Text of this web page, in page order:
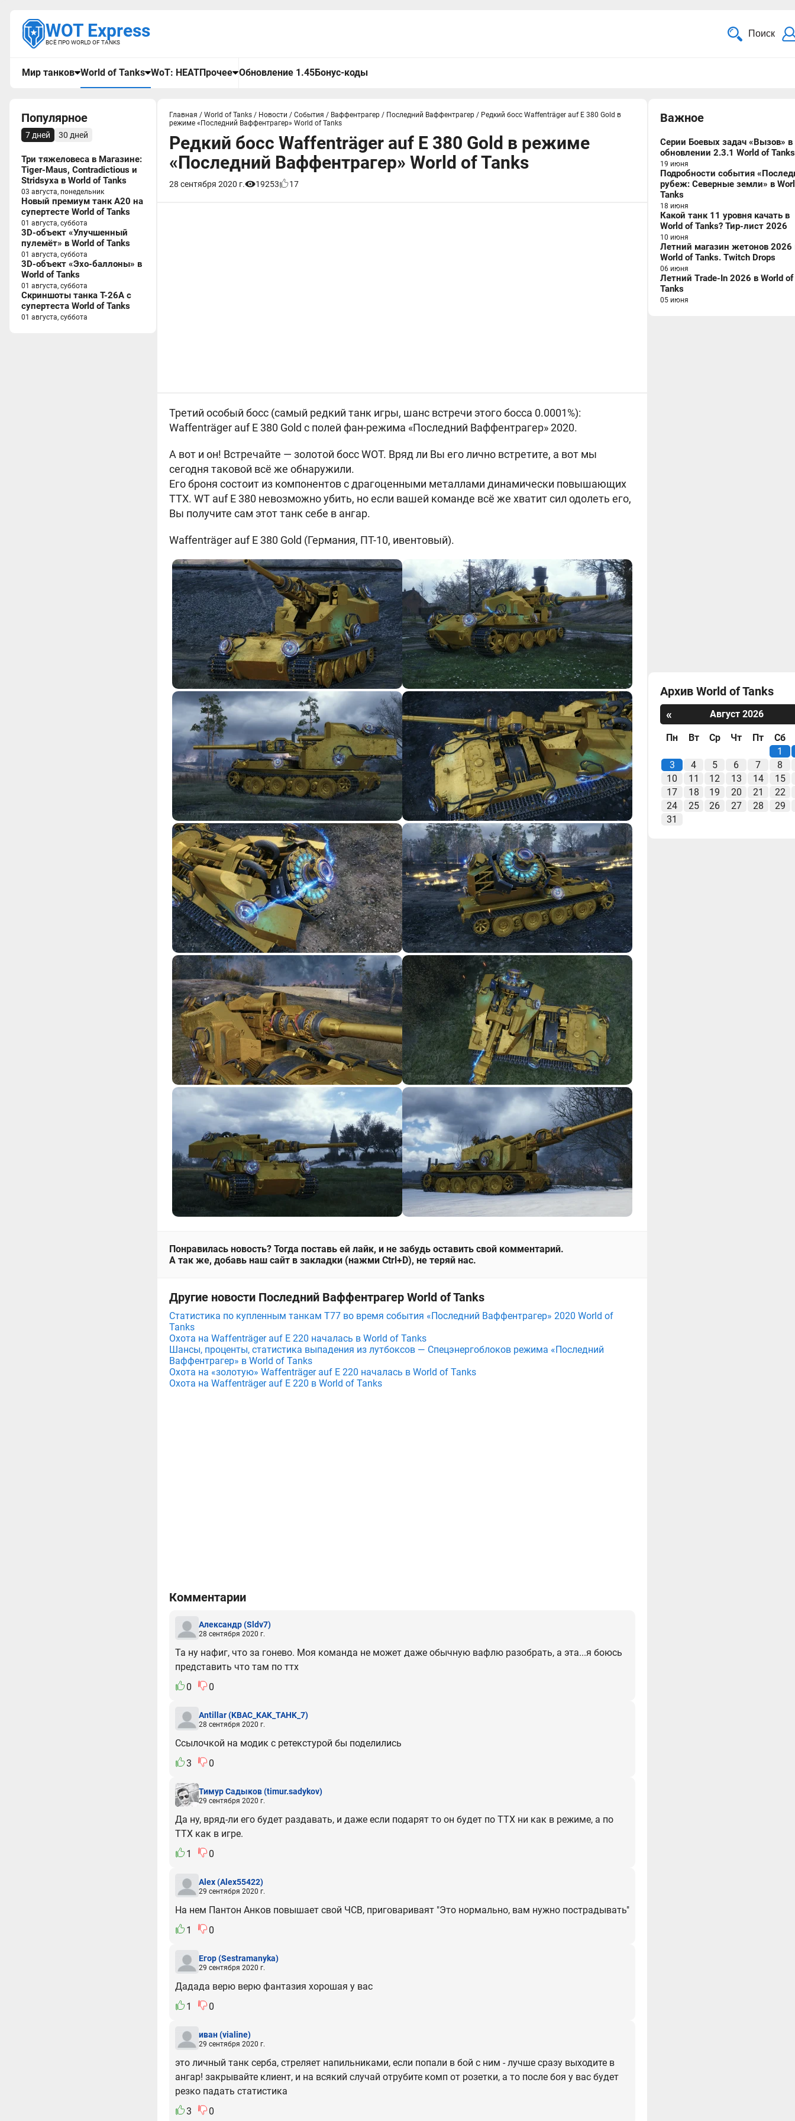
WOT Express
ВСЁ ПРО WORLD OF TANKS
Поиск
Мир танков World of Tanks WoT: HEATПрочее Обновление 1.45Бонус-коды
Популярное
7 дней 30 дней
Три тяжеловеса в Магазине:
Tiger-Maus, Contradictious и
Stridsyxa в World of Tanks
03 августа, понедельник
Новый премиум танк A20 на
супертесте World of Tanks
01 августа, суббота
3D-объект «Улучшенный
пулемёт» в World of Tanks
01 августа, суббота
3D-объект «Эхо-баллоны» в
World of Tanks
01 августа, суббота
Скриншоты танка T-26A с
супертеста World of Tanks
01 августа, суббота
Главная / World of Tanks / Новости / События / Ваффентрагер / Последний Ваффентрагер / Редкий босс Waffenträger auf E 380 Gold в
режиме «Последний Ваффентрагер» World of Tanks
Редкий босс Waffenträger auf E 380 Gold в режиме
«Последний Ваффентрагер» World of Tanks
28 сентября 2020 г. 19253 17
Третий особый босс (самый редкий танк игры, шанс встречи этого босса 0.0001%):
Waffenträger auf E 380 Gold с полей фан-режима «Последний Ваффентрагер» 2020.
А вот и он! Встречайте — золотой босс WOT. Вряд ли Вы его лично встретите, а вот мы
сегодня таковой всё же обнаружили.
Его броня состоит из компонентов с драгоценными металлами динамически повышающих
ТТХ. WT auf E 380 невозможно убить, но если вашей команде всё же хватит сил одолеть его,
Вы получите сам этот танк себе в ангар.
Waffenträger auf E 380 Gold (Германия, ПТ-10, ивентовый).
Понравилась новость? Тогда поставь ей лайк, и не забудь оставить свой комментарий.
А так же, добавь наш сайт в закладки (нажми Ctrl+D), не теряй нас.
Другие новости Последний Ваффентрагер World of Tanks
Статистика по купленным танкам T77 во время события «Последний Ваффентрагер» 2020 World of
Tanks
Охота на Waffenträger auf E 220 началась в World of Tanks
Шансы, проценты, статистика выпадения из лутбоксов — Спецэнергоблоков режима «Последний
Ваффентрагер» в World of Tanks
Охота на «золотую» Waffenträger auf E 220 началась в World of Tanks
Охота на Waffenträger auf E 220 в World of Tanks
Комментарии
Александр(Sldv7)
28 сентября 2020 г.
Та ну нафиг, что за гонево. Моя команда не может даже обычную вафлю разобрать, а эта...я боюсь
представить что там по ттх
0
0
Antillar(KBAC_KAK_TAHK_7)
28 сентября 2020 г.
Ссылочкой на модик с ретекстурой бы поделились
3
0
Тимур Садыков(timur.sadykov)
29 сентября 2020 г.
Да ну, вряд-ли его будет раздавать, и даже если подарят то он будет по ТТХ ни как в режиме, а по
ТТХ как в игре.
1
0
Alex(Alex55422)
29 сентября 2020 г.
На нем Пантон Анков повышает свой ЧСВ, приговариваят "Это нормально, вам нужно пострадывать"
1
0
Егор(Sestramanyka)
29 сентября 2020 г.
Дадада верю верю фантазия хорошая у вас
1
0
иван(vialine)
29 сентября 2020 г.
это личный танк серба, стреляет напильниками, если попали в бой с ним - лучше сразу выходите в
ангар! закрывайте клиент, и на всякий случай отрубите комп от розетки, а то после боя у вас будет
резко падать статистика
3
0
Важное
Серии Боевых задач «Вызов» в
обновлении 2.3.1 World of Tanks
19 июня
Подробности события
рубеж: Северные земли» в
Tanks
18 июня
Какой танк 11 уровня качать в
World of Tanks? Тир-лист 2026
10 июня
Летний магазин жетонов 2026
World of Tanks. Twitch Drops
06 июня
Летний Trade-In 2026 в World of
Tanks
05 июня
Архив World of Tanks
«
Август 2026
Пн Вт Ср Чт Пт
Сб
1
3
4 5 6 7
8
10
11 12 13 14
15
17
18 19 20 21
22
24
25 26 27 28
29
31